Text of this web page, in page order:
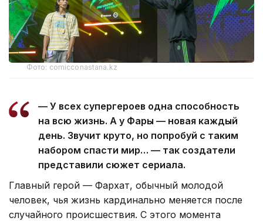
Фото: comicconastana.kz
— У всех супергероев одна способность
на всю жизнь. А у Фары — новая каждый
день. Звучит круто, но попробуй с таким
набором спасти мир… — так создатели
представили сюжет сериала.
Главный герой — Фархат, обычный молодой
человек, чья жизнь кардинально меняется после
случайного происшествия. С этого момента